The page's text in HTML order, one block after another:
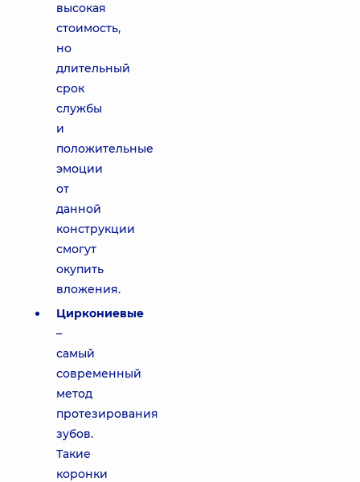
высокая
стоимость,
но
длительный
срок
службы
и
положительные
эмоции
от
данной
конструкции
смогут
окупить
вложения.
Циркониевые
–
самый
современный
метод
протезирования
зубов.
Такие
коронки